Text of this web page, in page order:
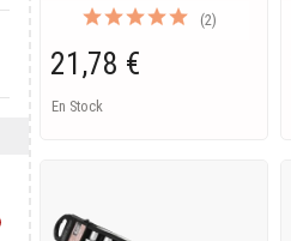
(2)
21,78 €
En Stock